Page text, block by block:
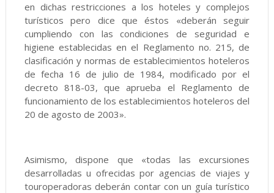
en dichas restricciones a los hoteles y complejos
turísticos pero dice que éstos «deberán seguir
cumpliendo con las condiciones de seguridad e
higiene establecidas en el Reglamento no. 215, de
clasificación y normas de establecimientos hoteleros
de fecha 16 de julio de 1984, modificado por el
decreto 818-03, que aprueba el Reglamento de
funcionamiento de los establecimientos hoteleros del
20 de agosto de 2003».
Asimismo, dispone que «todas las excursiones
desarrolladas u ofrecidas por agencias de viajes y
touroperadoras deberán contar con un guía turístico